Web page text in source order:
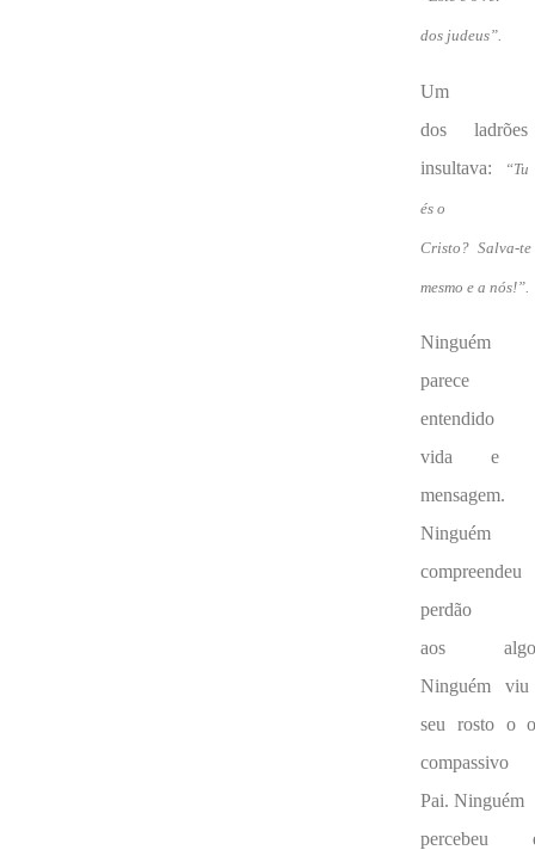
dos judeus”.
Um
dos
insultava:
és o
Cristo? Salva-
mesmo e a nós!”.
Ninguém
parece
entendido
vida e
mensagem.
Ninguém
compreendeu
perdão
aos
Ninguém
seu rosto o
Pai. Ninguém
percebeu